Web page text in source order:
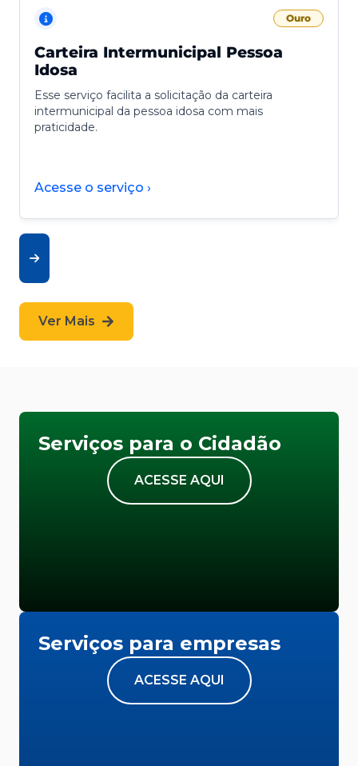
Ouro
Carteira Intermunicipal Pessoa
Idosa
Esse serviço facilita a solicitação da carteira
intermunicipal da pessoa idosa com mais
praticidade.
Acesse o serviço ›
Ver Mais
Serviços para o Cidadão
ACESSE AQUI
Serviços para empresas
ACESSE AQUI